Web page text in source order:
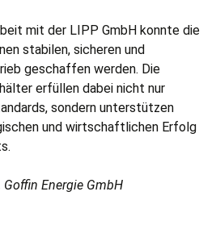
mit der LIPP GmbH konnte die
stabilen, sicheren und
geschaffen werden. Die
erfüllen dabei nicht nur
sondern unterstützen
und wirtschaftlichen Erfolg
Goffin Energie GmbH